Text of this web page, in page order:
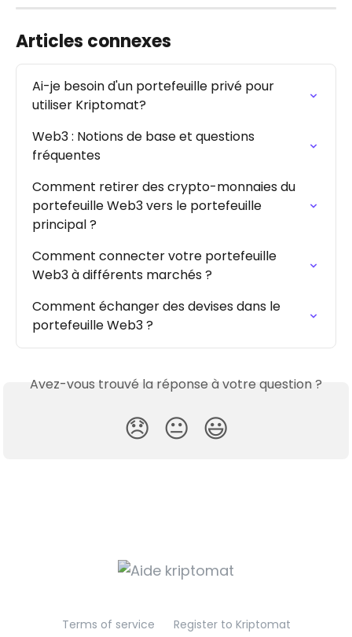
Articles connexes
Ai-je besoin d'un portefeuille privé pour
utiliser Kriptomat?
Web3 : Notions de base et questions
fréquentes
Comment retirer des crypto-monnaies du
portefeuille Web3 vers le portefeuille
principal ?
Comment connecter votre portefeuille
Web3 à différents marchés ?
Comment échanger des devises dans le
portefeuille Web3 ?
Avez-vous trouvé la réponse à votre question ?
😞 😐 😃
Terms of service
Register to Kriptomat